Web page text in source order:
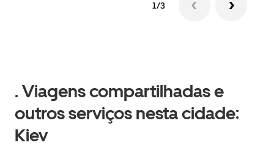
1/3
. Viagens compartilhadas e
outros serviços nesta cidade:
Kiev